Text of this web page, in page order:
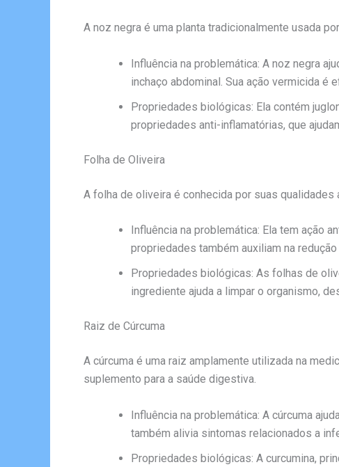
A noz negra é uma planta tradicionalmente usada
Influência na problemática: A noz negra
inchaço abdominal. Sua ação vermicida é
Propriedades biológicas: Ela contém
propriedades anti-inflamatórias, que
Folha de Oliveira
A folha de oliveira é conhecida por suas
Influência na problemática: Ela tem ação
propriedades também auxiliam na
Propriedades biológicas: As folhas de
ingrediente ajuda a limpar o organismo,
Raiz de Cúrcuma
A cúrcuma é uma raiz amplamente utilizada na
suplemento para a saúde digestiva.
Influência na problemática: A cúrcuma
também alivia sintomas relacionados a
Propriedades biológicas: A curcumina,